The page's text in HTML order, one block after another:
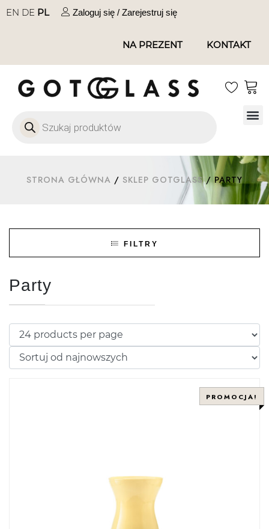
EN DE PL Zaloguj się / Zarejestruj się
NA PREZENT KONTAKT
STRONA GŁÓWNA / SKLEP GOTGLASS/ PARTY
Party
PROMOCJA!
FILTRY